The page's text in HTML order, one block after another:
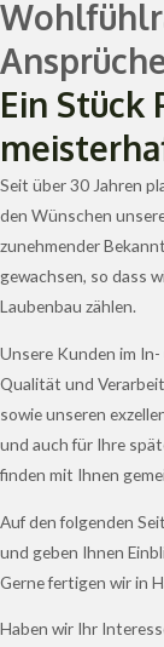
Ein Stück
Seit über 30 Jahren
den Wünschen
zunehmender
gewachsen, so dass
Laubenbau zählen.
Unsere Kunden im
Qualität und
sowie unseren
und auch für Ihre
finden mit Ihnen
Auf den folgenden
und geben Ihnen
Gerne fertigen wir in
Haben wir Ihr